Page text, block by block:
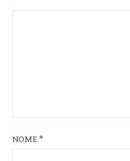
NOME*